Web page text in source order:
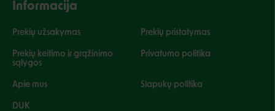
Informacija
Prekių užsakymas Prekių pristatymas
Prekių keitimo ir grąžinimo
sąlygos
Privatumo politika
Apie mus Slapukų politika
DUK